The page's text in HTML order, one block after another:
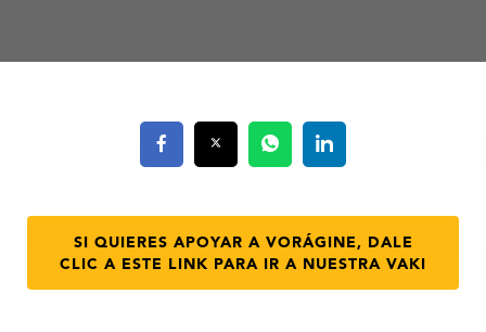
SI QUIERES APOYAR A VORÁGINE, DALE
CLIC A ESTE LINK PARA IR A NUESTRA VAKI